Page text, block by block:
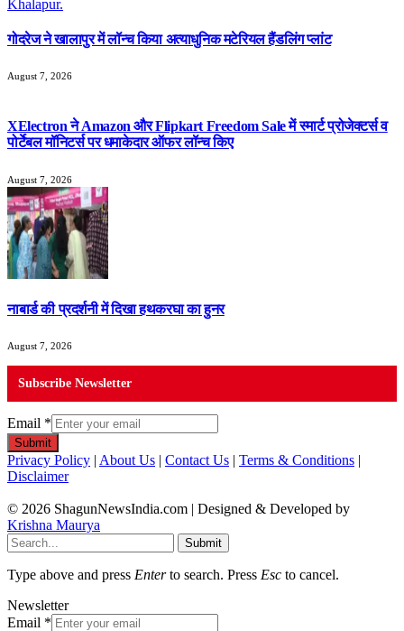
गोदरेज ने खालापुर में लॉन्च किया अत्याधुनिक मटेरियल हैंडलिंग प्लांट
August 7, 2026
XElectron ने Amazon और Flipkart Freedom Sale में स्मार्ट प्रोजेक्टर्स व
पोर्टेबल मॉनिटर्स पर धमाकेदार ऑफर लॉन्च किए
August 7, 2026
नाबार्ड की प्रदर्शनी में दिखा हथकरघा का हुनर
August 7, 2026
Subscribe Newsletter
Email *
Submit
Privacy Policy | About Us | Contact Us | Terms & Conditions |
Disclaimer
© 2026 ShagunNewsIndia.com | Designed & Developed by
Krishna Maurya
Submit
Type above and press Enterto search. Press Esc to cancel.
Newsletter
Email *